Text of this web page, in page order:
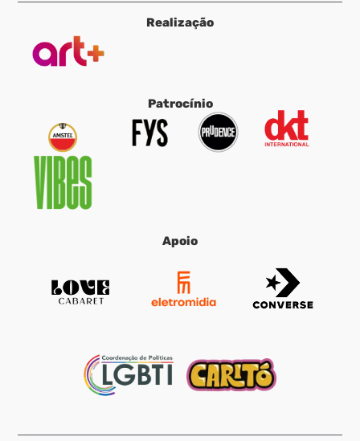
Realização
Patrocínio
Apoio